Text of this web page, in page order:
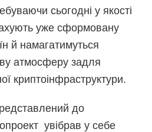
сьогодні у якості
уже сформовану
й намагатимуться
атмосферу задля
криптоінфраструктури.
до
увібрав у себе